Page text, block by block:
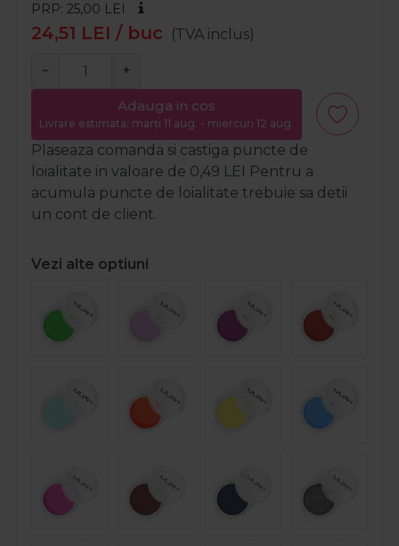
PRP: 25,00 LEI
24,51 LEI / buc (TVA inclus)
− +
Adauga in cos
Livrare estimata: marți 11 aug. - miercuri 12 aug.
Plaseaza comanda si castiga puncte de
loialitate in valoare de 0,49 LEI Pentru a
acumula puncte de loialitate trebuie sa detii
un cont de client.
Vezi alte optiuni